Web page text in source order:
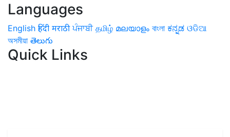
Languages
English हिंदी मराठी ਪੰਜਾਬੀ தமிழ் മലയാളം বাংলা ಕನ್ನಡ ଓଡିଆ
অসমীয়া తెలుగు
Quick Links